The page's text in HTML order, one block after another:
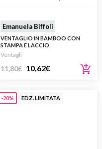
Emanuela Biffoli
VENTAGLIO IN BAMBOO CON
STAMPA E LACCIO
Ventagli
11,80€ 10,62€
-20% EDZ. LIMITATA